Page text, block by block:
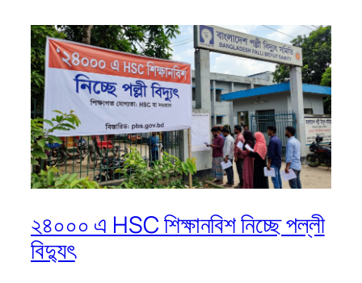
২৪০০০ এ HSC শিক্ষানবিশ নিচ্ছে পল্লী
বিদ্যুৎ